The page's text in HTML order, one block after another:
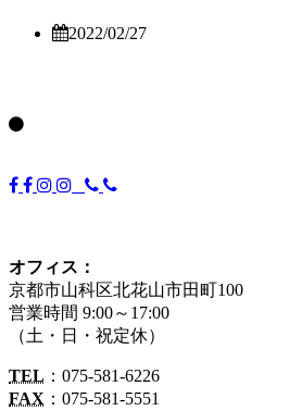
2022/02/27
オフィス：
京都市山科区北花山市田町100
営業時間 9:00～17:00
（土・日・祝定休）
TEL ：075-581-6226
FAX ：075-581-5551